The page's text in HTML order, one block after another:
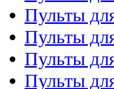
Пульты
Пульты
Пульты
Пульты